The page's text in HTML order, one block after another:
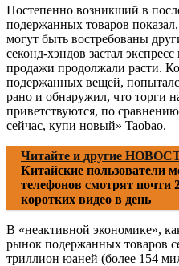
Постепенно возникший в
подержанных товаров
могут быть востребованы
секонд-хэндов застал
продажи продолжали расти.
подержанных вещей,
рано и обнаружил, что торги
приветствуются, по
сейчас, купи новый» Taobao.
Читайте и другие
Китайские пользователи
телефонов смотрят почти
коротких видео в день
В «неактивной экономике»,
рынок подержанных товаров
триллион юаней (более 154